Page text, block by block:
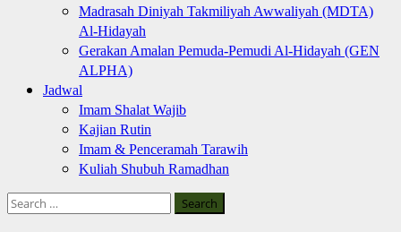
Madrasah Diniyah Takmiliyah Awwaliyah (MDTA)
Al-Hidayah
Gerakan Amalan Pemuda-Pemudi Al-Hidayah (GEN
ALPHA)
Jadwal
Imam Shalat Wajib
Kajian Rutin
Imam & Penceramah Tarawih
Kuliah Shubuh Ramadhan
Search